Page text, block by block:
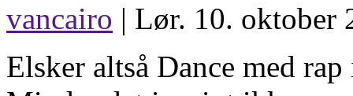
vancairo | Lør. 10. oktober
Elsker altså Dance med